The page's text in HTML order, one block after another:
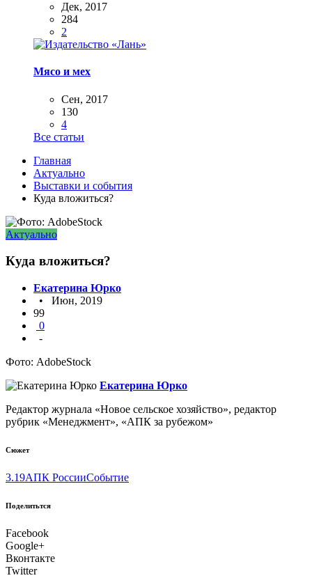
Дек, 2017
284
2
Мясо и мех
Сен, 2017
130
4
Все статьи
Главная
Актуально
Выставки и события
Куда вложиться?
Актуально
Куда вложиться?
Екатерина Юрко
• Июн, 2019
99
0
-
Фото: AdobeStock
Екатерина Юрко
Редактор журнала «Новое сельское хозяйство», редактор
рубрик «Менеджмент», «АПК за рубежом»
Сюжет
3.19АПК РоссииСобытие
Поделитьтся
Facebook
Google+
Вконтакте
Twitter